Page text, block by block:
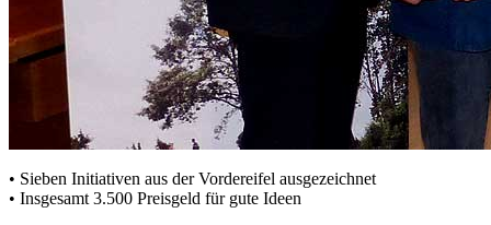
• Sieben Initiativen aus der Vordereifel ausgezeichnet
• Insgesamt 3.500 Preisgeld für gute Ideen